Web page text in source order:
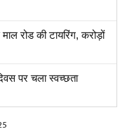
रोड की टायरिंग, करोड़ों
पर चला स्वच्छता